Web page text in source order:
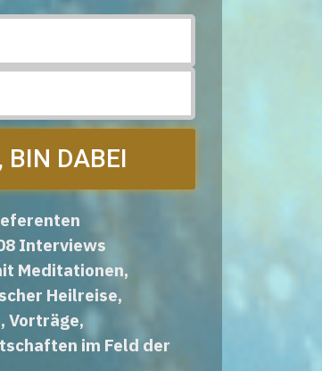
BIN DABEI
Interviews
Meditationen,
Heilreise,
Vorträge,
im Feld der